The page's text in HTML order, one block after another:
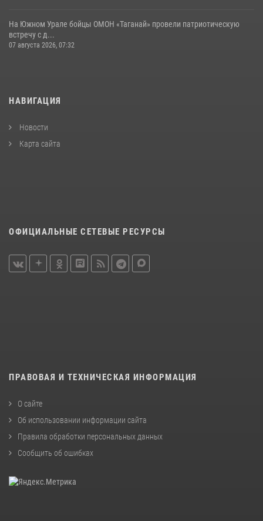
На Южном Урале бойцы ОМОН «Таганай» провели патриотическую
встречу с д...
07 августа 2026, 07:32
НАВИГАЦИЯ
Новости
Карта сайта
ОФИЦИАЛЬНЫЕ СЕТЕВЫЕ РЕСУРСЫ
ПРАВОВАЯ И ТЕХНИЧЕСКАЯ ИНФОРМАЦИЯ
О сайте
Об использовании информации сайта
Правила обработки персональных данных
Сообщить об ошибках